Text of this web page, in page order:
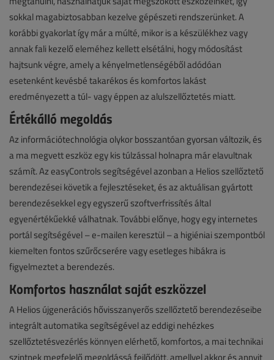
sokkal magabiztosabban kezelve gépészeti rendszerünket. A
korábbi gyakorlat így már a múlté, mikor is a készülékhez vagy
annak fali kezelő eleméhez kellett elsétálni, hogy módosítást
hajtsunk végre, amely a kényelmetlenségéből adódóan
esetenként kevésbé takarékos és komfortos lakást
eredményezett a túl- vagy éppen az alulszellőztetés miatt.
Értékálló megoldás
Az információtechnológia olykor bosszantóan gyorsan változik, és
a ma megvett eszköz egy kis túlzással holnapra már elavultnak
számít. Az easyControls segítségével azonban a Helios szellőztető
berendezései követik a fejlesztéseket, és az aktuálisan gyártott
berendezésekkel egy egyszerű szoftverfrissítés által
egyenértékűekké válhatnak. További előnye, hogy egy internetes
portál segítségével – e-mailen keresztül – a higiéniai szempontból
kiemelten fontos szűrőcserére vagy esetleges hibákra is
figyelmeztet a berendezés.
Komfortos használat saját eszközzel
A Helios újgenerációs hővisszanyerős szellőztető berendezéseibe
integrált automatika segítségével az eddigi nehézkes
szellőztetésvezérlés könnyen elérhető, komfortos, a mai technikai
szintnek megfelelő megoldássá fejlődött, amellyel akkor és annyit